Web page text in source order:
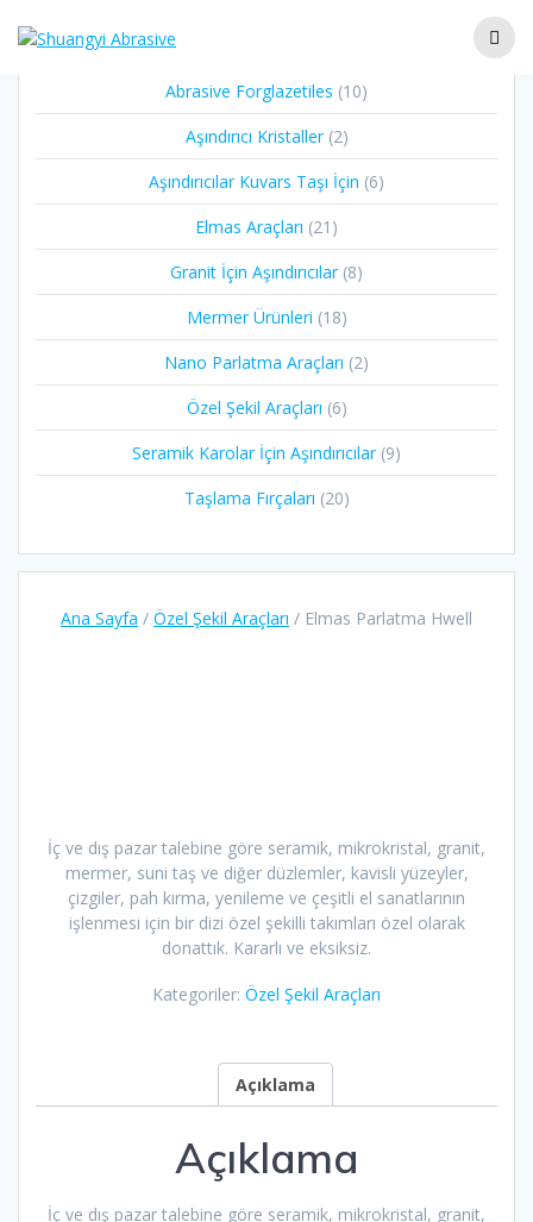
Abrasive Forglazetiles 10
Aşındırıcı Kristaller 2
Aşındırıcılar Kuvars Taşı İçin 6
Elmas Araçları 21
Granit İçin Aşındırıcılar 8
Mermer Ürünleri 18
Nano Parlatma Araçları 2
Özel Şekil Araçları 6
Seramik Karolar İçin Aşındırıcılar 9
Taşlama Fırçaları 20
Ana Sayfa / Özel Şekil Araçları / Elmas Parlatma Hwell
İç ve dış pazar talebine göre seramik, mikrokristal, granit,
mermer, suni taş ve diğer düzlemler, kavisli yüzeyler,
çizgiler, pah kırma, yenileme ve çeşitli el sanatlarının
işlenmesi için bir dizi özel şekilli takımları özel olarak
donattık. Kararlı ve eksiksiz.
Kategoriler: Özel Şekil Araçları
Açıklama
Açıklama
İç ve dış pazar talebine göre seramik, mikrokristal, granit,